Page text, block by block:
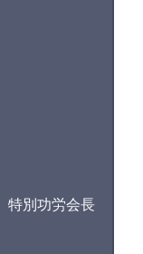
特別功労会長